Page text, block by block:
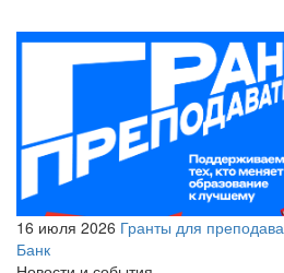
16 июля 2026 Гранты для
Банк